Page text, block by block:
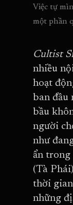
Việc tự
một phần
Cultist
nhiều
hoạt
ban đầu
bầu
người
như
ẩn
(Tà
thời
những